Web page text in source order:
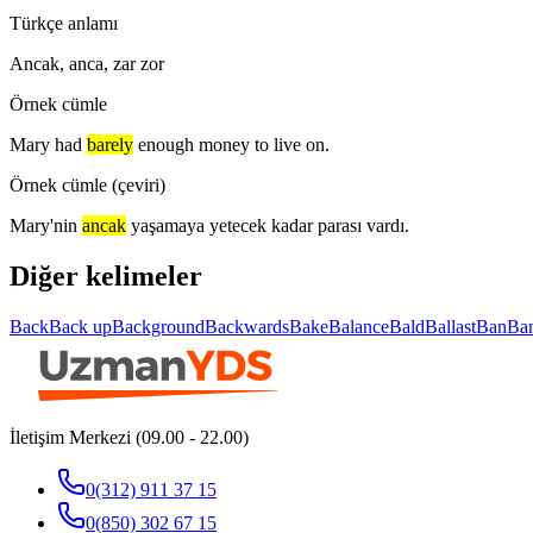
Türkçe anlamı
Ancak, anca, zar zor
Örnek cümle
Mary had barely enough money to live on.
Örnek cümle (çeviri)
Mary'nin ancak yaşamaya yetecek kadar parası vardı.
Diğer kelimeler
BackBack upBackgroundBackwardsBakeBalanceBaldBallastBan
İletişim Merkezi (09.00 - 22.00)
0(312) 911 37 15
0(850) 302 67 15